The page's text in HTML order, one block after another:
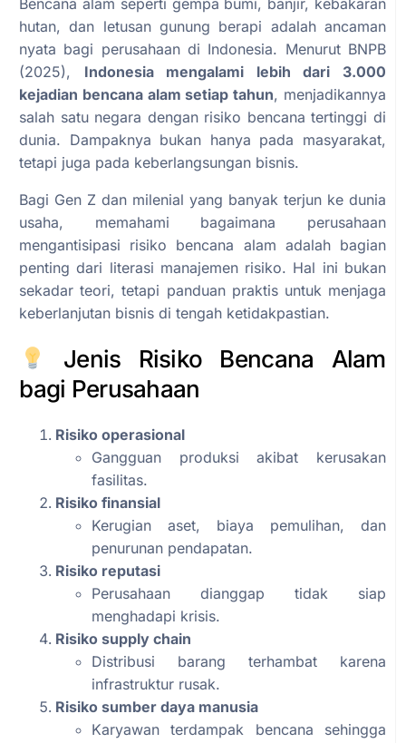
hutan, dan letusan gunung berapi adalah ancaman
nyata bagi perusahaan di Indonesia. Menurut BNPB
(2025), Indonesia mengalami lebih dari 3.000
kejadian bencana alam setiap tahun, menjadikannya
salah satu negara dengan risiko bencana tertinggi di
dunia. Dampaknya bukan hanya pada masyarakat,
tetapi juga pada keberlangsungan bisnis.
Bagi Gen Z dan milenial yang banyak terjun ke dunia
usaha, memahami bagaimana perusahaan
mengantisipasi risiko bencana alam adalah bagian
penting dari literasi manajemen risiko. Hal ini bukan
sekadar teori, tetapi panduan praktis untuk menjaga
keberlanjutan bisnis di tengah ketidakpastian.
Jenis Risiko Bencana Alam
bagi Perusahaan
Risiko operasional
Gangguan produksi akibat kerusakan
fasilitas.
Risiko finansial
Kerugian aset, biaya pemulihan, dan
penurunan pendapatan.
Risiko reputasi
Perusahaan dianggap tidak siap
menghadapi krisis.
Risiko supply chain
Distribusi barang terhambat karena
infrastruktur rusak.
Risiko sumber daya manusia
Karyawan terdampak bencana sehingga